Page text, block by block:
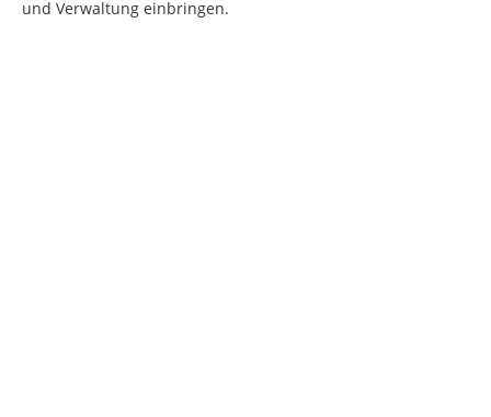
und Verwaltung einbringen.